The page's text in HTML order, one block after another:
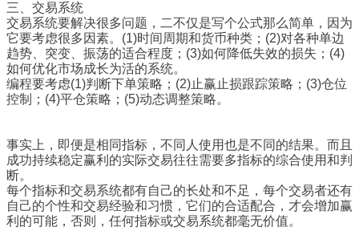
三、交易系统
交易系统要解决很多问题，二不仅是写个公式那么简单，因为
它要考虑很多因素。(1)时间周期和货币种类；(2)对各种单边
趋势、突变、振荡的适合程度；(3)如何降低失效的损失；(4)
如何优化市场成长为活的系统。
编程要考虑(1)判断下单策略；(2)止赢止损跟踪策略；(3)仓位
控制；(4)平仓策略；(5)动态调整策略。
事实上，即便是相同指标，不同人使用也是不同的结果。而且
成功持续稳定赢利的实际交易往往需要多指标的综合使用和判
断。
每个指标和交易系统都有自己的长处和不足，每个交易者还有
自己的个性和交易经验和习惯，它们的合适配合，才会增加赢
利的可能，否则，任何指标或交易系统都毫无价值。